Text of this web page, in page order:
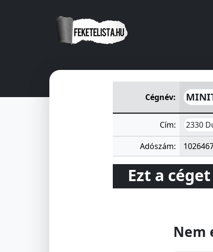
MINITEX Pamutkelme
Cégnév:
Cím: 2330
Adószám:
Ezt a
Nem